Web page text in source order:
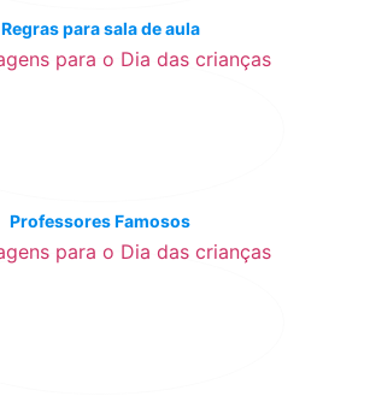
Regras para sala de aula
Professores Famosos